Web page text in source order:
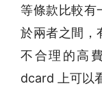
等條款比較有
於兩者之間，
不合理的高
dcard 上可以